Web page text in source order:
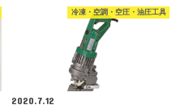
冷凍・空調・空圧・油圧工具
2020.7.12